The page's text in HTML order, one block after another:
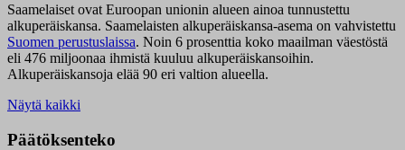
Saamelaiset ovat Euroopan unionin alueen ainoa tunnustettu
alkuperäiskansa. Saamelaisten alkuperäiskansa-asema on vahvistettu
Suomen perustuslaissa. Noin 6 prosenttia koko maailman väestöstä
eli 476 miljoonaa ihmistä kuuluu alkuperäiskansoihin.
Alkuperäiskansoja elää 90 eri valtion alueella.
Näytä kaikki
Päätöksenteko